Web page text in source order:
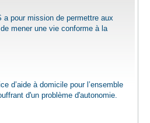
a pour mission de permettre aux
mener une vie conforme à la
d’aide à domicile pour l’ensemble
d'un problème d'autonomie.